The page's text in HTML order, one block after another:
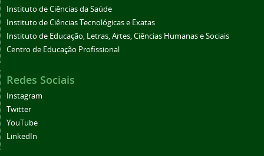
Instituto de Ciências da Saúde
Instituto de Ciências Tecnológicas e Exatas
Instituto de Educação, Letras, Artes, Ciências Humanas e Sociais
Centro de Educação Profissional
Redes Sociais
Instagram
Twitter
YouTube
LinkedIn